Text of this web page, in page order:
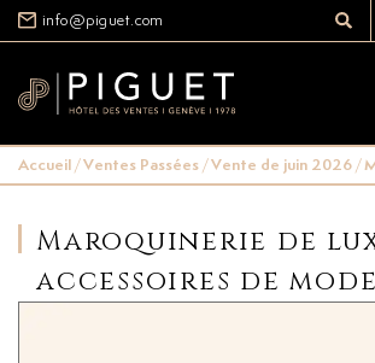
info@piguet.com
Accueil/Ventes Passées/Vente de juin 2026/
Maroquinerie de
accessoires de mode